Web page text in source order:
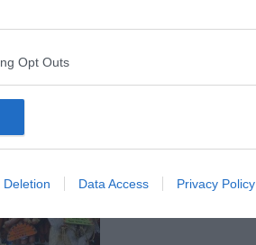
Opt Outs
Deletion Data Access Privacy Policy
gens viennent acheter leur
historique, une attraction
Melbourne.